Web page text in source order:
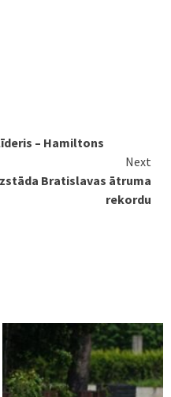
– Hamiltons
Next
Bratislavas ātruma
rekordu